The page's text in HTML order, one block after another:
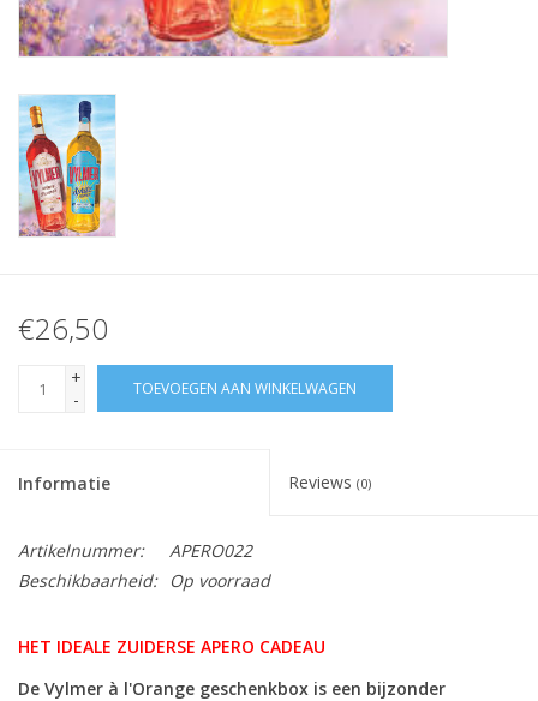
€26,50
+
-
TOEVOEGEN AAN WINKELWAGEN
Informatie Reviews (0)
Artikelnummer:
APERO022
Beschikbaarheid:
Op voorraad
HET IDEALE ZUIDERSE APERO CADEAU
De Vylmer à l'Orange geschenkbox is een bijzonder